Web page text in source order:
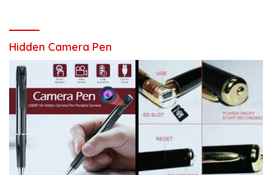
Hidden Camera Pen